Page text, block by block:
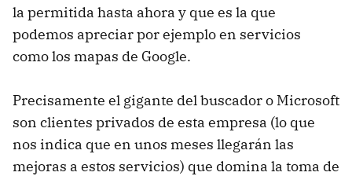
la permitida hasta ahora y que es la que
podemos apreciar por ejemplo en servicios
como los mapas de Google.
Precisamente el gigante del buscador o Microsoft
son clientes privados de esta empresa (lo que
nos indica que en unos meses llegarán las
mejoras a estos servicios) que domina la toma de